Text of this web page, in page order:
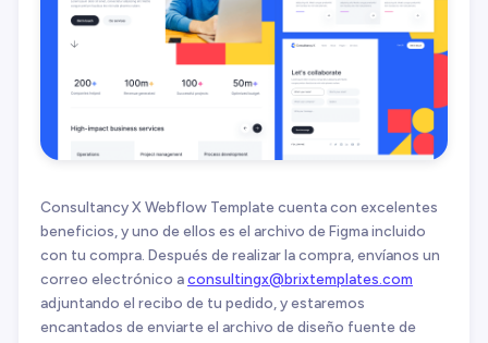
Consultancy X Webflow Template cuenta con excelentes
beneficios, y uno de ellos es el archivo de Figma incluido
con tu compra. Después de realizar la compra, envíanos un
correo electrónico aconsultingx@brixtemplates.com
adjuntando el recibo de tu pedido, y estaremos
encantados de enviarte el archivo de diseño fuente de